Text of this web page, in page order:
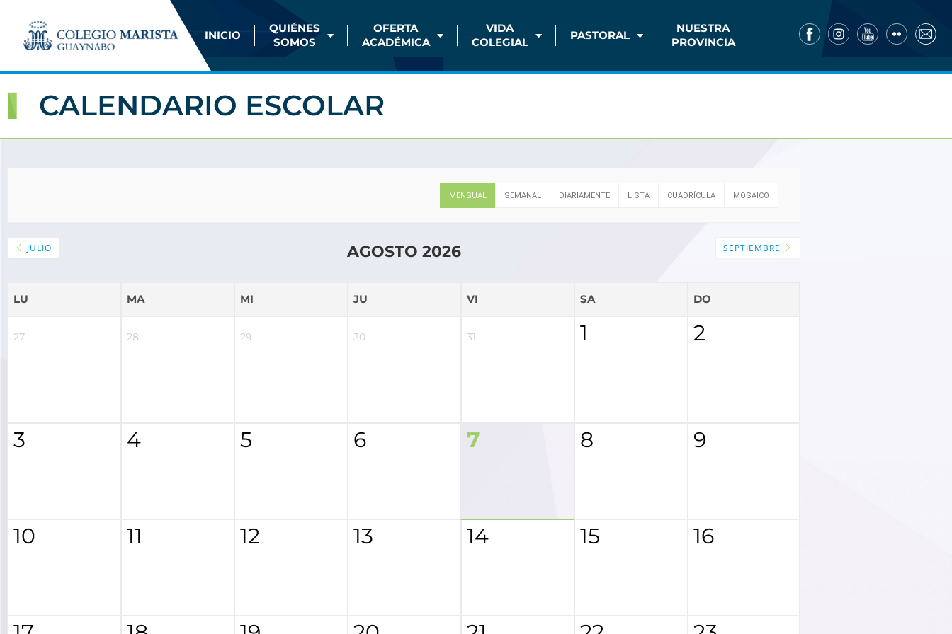
INICIO
QUIÉNES
SOMOS
OFERTA
ACADÉMICA
VIDA
COLEGIAL
PASTORAL
NUESTRA
PROVINCIA
CALENDARIO ESCOLAR
MENSUAL SEMANAL DIARIAMENTE LISTA CUADRÍCULA MOSAICO
JULIO AGOSTO 2026 SEPTIEMBRE
LU MA MI JU VI SA DO
27 28 29 30 31 1 2
3 4 5 6 7 8 9
10 11 12 13 14 15 16